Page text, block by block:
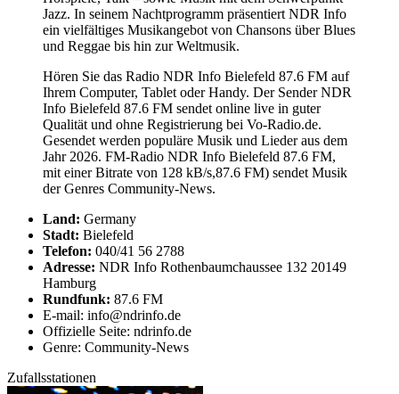
Jazz. In seinem Nachtprogramm präsentiert NDR Info
ein vielfältiges Musikangebot von Chansons über Blues
und Reggae bis hin zur Weltmusik.
Hören Sie das Radio NDR Info Bielefeld 87.6 FM auf
Ihrem Computer, Tablet oder Handy. Der Sender NDR
Info Bielefeld 87.6 FM sendet online live in guter
Qualität und ohne Registrierung bei Vo-Radio.de.
Gesendet werden populäre Musik und Lieder aus dem
Jahr 2026. FM-Radio NDR Info Bielefeld 87.6 FM,
mit einer Bitrate von 128 kB/s,87.6 FM) sendet Musik
der Genres Community-News.
Land: Germany
Stadt: Bielefeld
Telefon: 040/41 56 2788
Adresse: NDR Info Rothenbaumchaussee 132 20149
Hamburg
Rundfunk: 87.6 FM
E-mail: info@ndrinfo.de
Offizielle Seite: ndrinfo.de
Genre: Community-News
Zufallsstationen